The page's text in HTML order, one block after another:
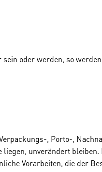
oder werden, so
, Porto-,
unverändert
Vorarbeiten, die der